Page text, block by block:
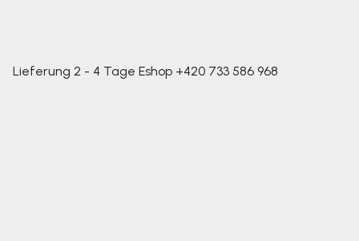
Lieferung 2 - 4 Tage Eshop +420 733 586 968